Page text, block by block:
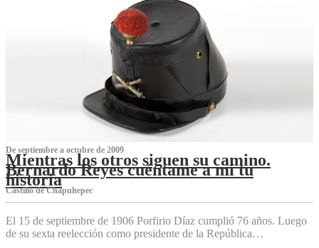
De septiembre a octubre de 2009
Mientras los otros siguen su camino.
Bernardo Reyes cuéntame a mí tu
historia
Castillo de Chapultepec
El 15 de septiembre de 1906 Porfirio Díaz cumplió 76 años. Luego
de su sexta reelección como presidente de la República…